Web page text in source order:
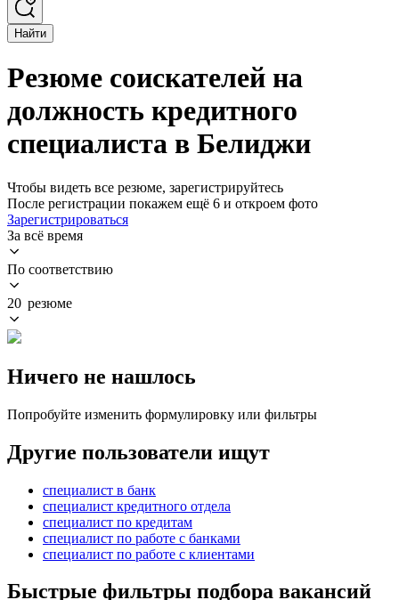
Найти
Резюме соискателей на
должность кредитного
специалиста в Белиджи
Чтобы видеть все резюме, зарегистрируйтесь
После регистрации покажем ещё 6 и откроем фото
Зарегистрироваться
За всё время
По соответствию
20 резюме
Ничего не нашлось
Попробуйте изменить формулировку или фильтры
Другие пользователи ищут
специалист в банк
специалист кредитного отдела
специалист по кредитам
специалист по работе с банками
специалист по работе с клиентами
Быстрые фильтры подбора вакансий